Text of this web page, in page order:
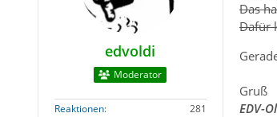
edvoldi
Moderator
Reaktionen
281
Das
Dafür
Gruß
EDV-